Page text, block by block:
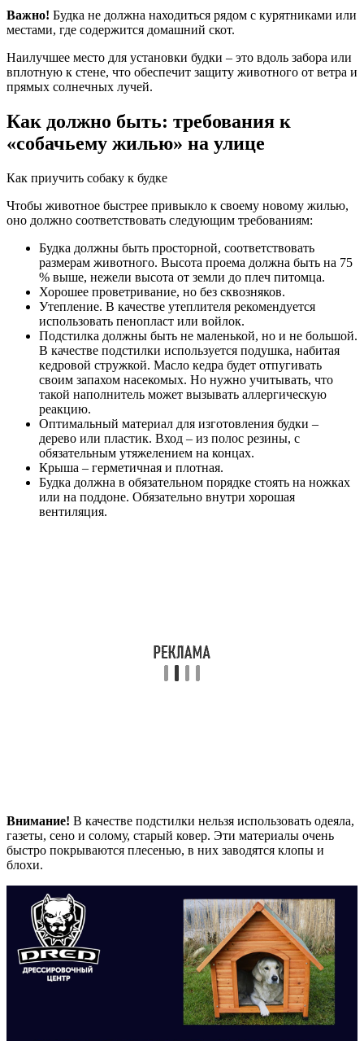
Важно! Будка не должна находиться рядом с курятниками или
местами, где содержится домашний скот.
Наилучшее место для установки будки – это вдоль забора или
вплотную к стене, что обеспечит защиту животного от ветра и
прямых солнечных лучей.
Как должно быть: требования к
«собачьему жилью» на улице
Как приучить собаку к будке
Чтобы животное быстрее привыкло к своему новому жилью,
оно должно соответствовать следующим требованиям:
Будка должны быть просторной, соответствовать
размерам животного. Высота проема должна быть на 75
% выше, нежели высота от земли до плеч питомца.
Хорошее проветривание, но без сквозняков.
Утепление. В качестве утеплителя рекомендуется
использовать пенопласт или войлок.
Подстилка должны быть не маленькой, но и не большой.
В качестве подстилки используется подушка, набитая
кедровой стружкой. Масло кедра будет отпугивать
своим запахом насекомых. Но нужно учитывать, что
такой наполнитель может вызывать аллергическую
реакцию.
Оптимальный материал для изготовления будки –
дерево или пластик. Вход – из полос резины, с
обязательным утяжелением на концах.
Крыша – герметичная и плотная.
Будка должна в обязательном порядке стоять на ножках
или на поддоне. Обязательно внутри хорошая
вентиляция.
Внимание! В качестве подстилки нельзя использовать одеяла,
газеты, сено и солому, старый ковер. Эти материалы очень
быстро покрываются плесенью, в них заводятся клопы и
блохи.